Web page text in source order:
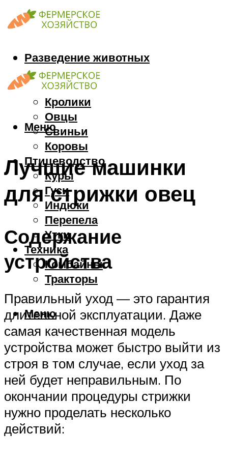
Разведение животных
Козы
Кони
Кролики
Овцы
Свиньи
Коровы
Птицеводство
Куры
Гуси
Индюки
Перепела
Утки
Техника
Комбайны
Тракторы
Меню
Меню
Лучшие машинки
для стрижки овец
Содержание
устройства
Правильный уход — это гарантия
длительной эксплуатации. Даже
самая качественная модель
устройства может быстро выйти из
строя в том случае, если уход за
ней будет неправильным. По
окончании процедуры стрижки
нужно проделать несколько
действий: